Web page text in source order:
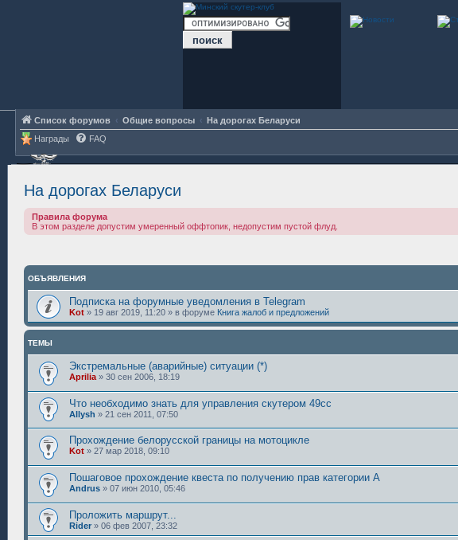
Список форумов Общие вопросы
На дорогах Беларуси
Награды
FAQ
На дорогах Беларуси
Правила форума
В этом разделе допустим умеренный оффтопик, недопустим пустой флуд.
ОБЪЯВЛЕНИЯ
Подписка на форумные уведомления в Telegram
Kot » 19 авг 2019, 11:20 » в форуме Книга жалоб и предложений
ТЕМЫ
Экстремальные (аварийные) ситуации (*)
Aprilia » 30 сен 2006, 18:19
Что необходимо знать для управления скутером 49сс
Allysh » 21 сен 2011, 07:50
Прохождение белорусской границы на мотоцикле
Kot » 27 мар 2018, 09:10
Пошаговое прохождение квеста по получению прав категории А
Andrus » 07 июн 2010, 05:46
Проложить маршрут...
Rider » 06 фев 2007, 23:32